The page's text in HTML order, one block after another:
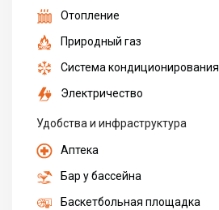
Отопление
Природный газ
Система кондиционирования
Электричество
Удобства и инфраструктура
Аптека
Бар у бассейна
Баскетбольная площадка